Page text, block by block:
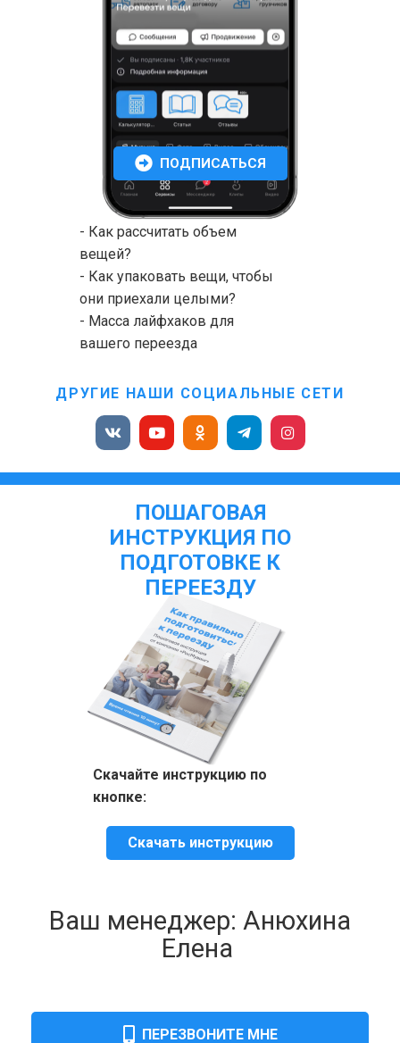
- Как рассчитать объем
вещей?
- Как упаковать вещи, чтобы
они приехали целыми?
- Масса лайфхаков для
вашего переезда
ПОДПИСАТЬСЯ
ДРУГИЕ НАШИ СОЦИАЛЬНЫЕ СЕТИ
ПОШАГОВАЯ
ИНСТРУКЦИЯ ПО
ПОДГОТОВКЕ К
ПЕРЕЕЗДУ
Скачайте инструкцию по
кнопке:
Скачать инструкцию
Ваш менеджер: Анюхина
Елена
ПЕРЕЗВОНИТЕ МНЕ